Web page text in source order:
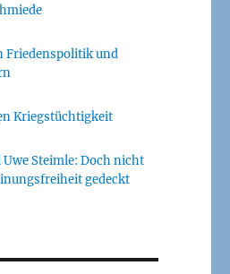
Friedenspolitik und
Kriegstüchtigkeit
Uwe Steimle: Doch nicht
gedeckt